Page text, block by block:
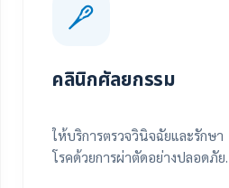
คลินิกศัลยกรรม
ให้บริการตรวจวินิจฉัยและรักษา
โรคด้วยการผ่าตัดอย่างปลอดภัย